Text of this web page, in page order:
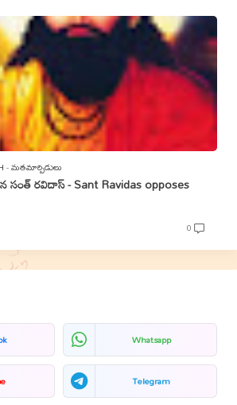
మతమార్పిడులు
సంత్‌ రవిదాస్‌ - Sant Ravidas opposes
0
Whatsapp
Telegram